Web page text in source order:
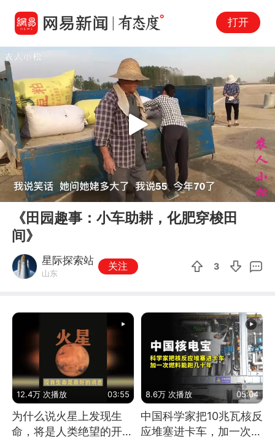
打开
00:00 03:54
Play
《田园趣事：小车助耕，化肥穿梭田
间》
星际探索站
山东
关注 3
12.4万 次播放 03:55
为什么说火星上发现生
命，将是人类绝望的开
8.6万 次播放 05:04
中国科学家把10兆瓦核反
应堆塞进卡车，加一次燃